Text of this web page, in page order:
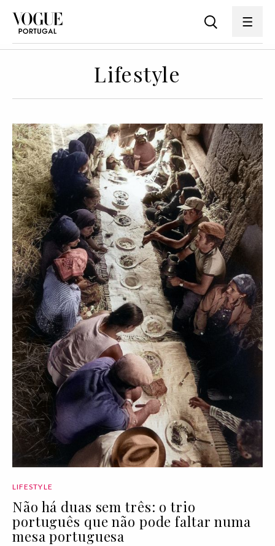
Lifestyle
LIFESTYLE
Não há duas sem três: o trio
português que não pode faltar numa
mesa portuguesa